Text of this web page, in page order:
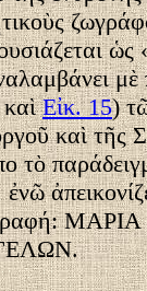
Εἰκ. 15)
καὶ τῆς
τὸ